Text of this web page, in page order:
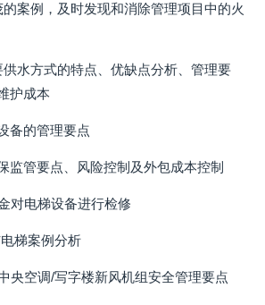
案例，及时发现和消除管理项目中的火
水方式的特点、优缺点分析、管理要
护成本
备的管理要点
监管要点、风险控制及外包成本控制
对电梯设备进行检修
梯案例分析
央空调/写字楼新风机组安全管理要点